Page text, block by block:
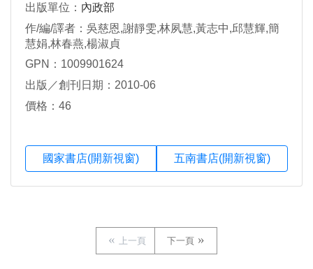
出版單位： 內政部
作/編/譯者：吳慈恩,謝靜雯,林夙慧,黃志中,邱慧輝,簡
慧娟,林春燕,楊淑貞
GPN：1009901624
出版／創刊日期：2010-06
價格：46
國家書店(開新視窗) 五南書店(開新視窗)
上一頁 下一頁